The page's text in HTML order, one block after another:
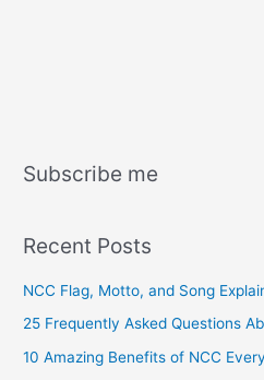
Subscribe me
Recent Posts
NCC Flag, Motto, and Song
25 Frequently Asked Questions
10 Amazing Benefits of NCC